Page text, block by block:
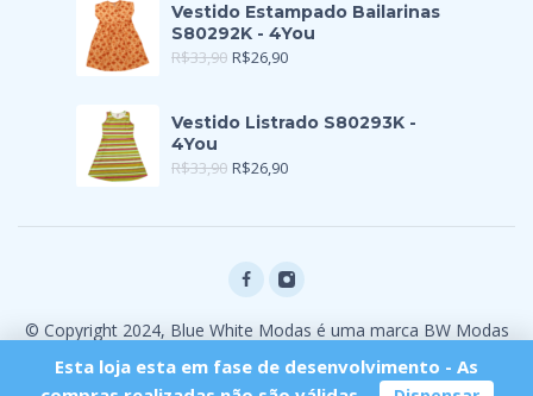
Vestido Estampado Bailarinas
S80292K - 4You
R$33,90 R$26,90
Vestido Listrado S80293K -
4You
R$33,90 R$26,90
© Copyright 2024, Blue White Modas é uma marca BW Modas
Esta loja esta em fase de desenvolvimento - As